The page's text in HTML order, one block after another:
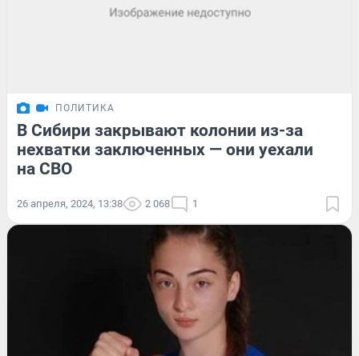
ПОЛИТИКА
В Сибири закрывают колонии из-за
нехватки заключенных — они уехали
на СВО
26 апреля, 2024, 13:38 2 068 1